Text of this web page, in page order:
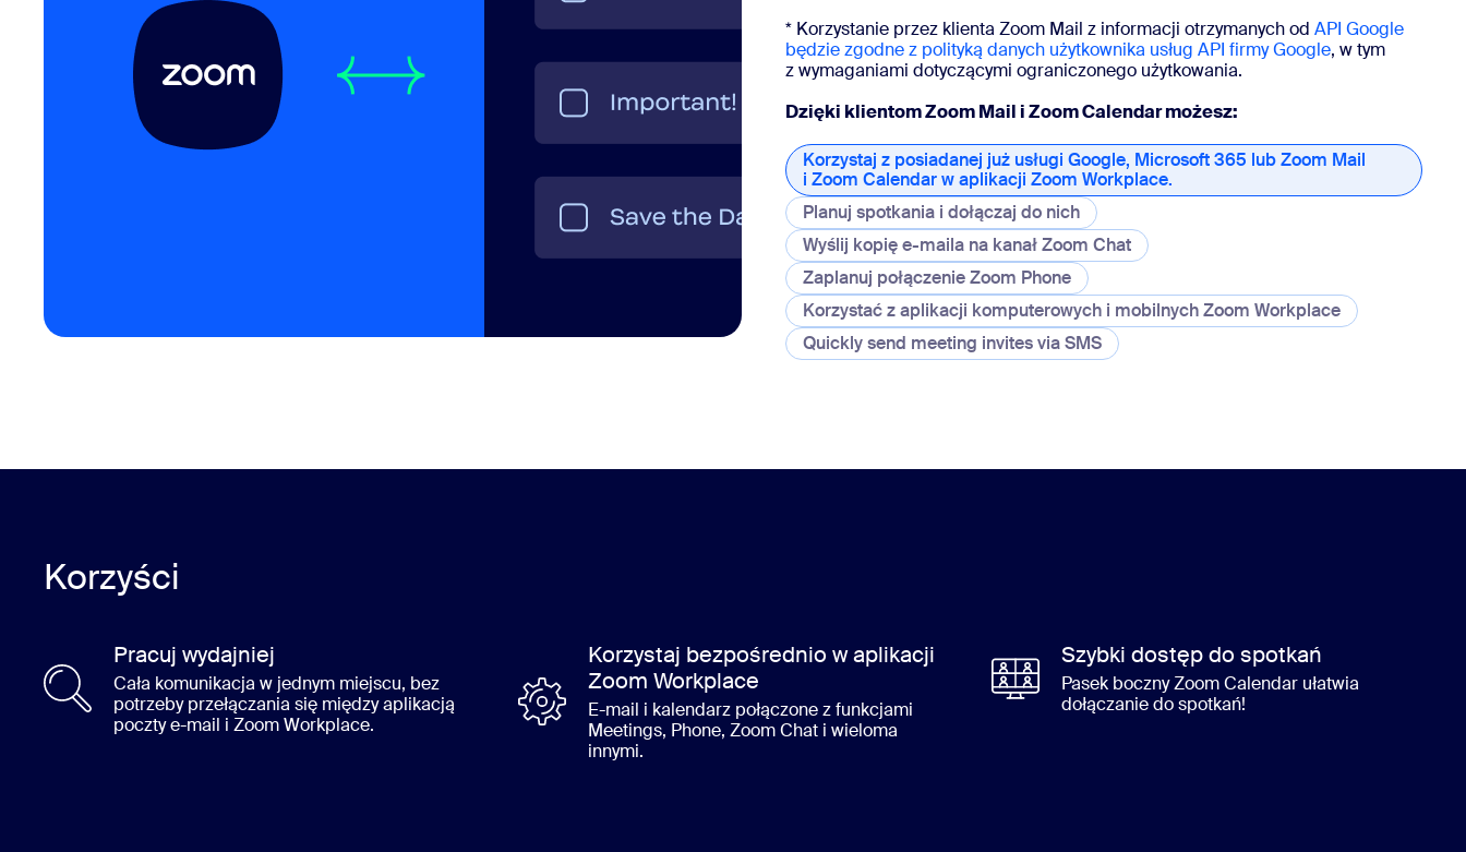
* Korzystanie przez klienta Zoom Mail z informacji otrzymanych od API Google
będzie zgodne z polityką danych użytkownika usług API firmy Google, w tym
z wymaganiami dotyczącymi ograniczonego użytkowania.
Dzięki klientom Zoom Mail i Zoom Calendar możesz:
Korzystaj z posiadanej już usługi Google, Microsoft 365 lub Zoom Mail
i Zoom Calendar w aplikacji Zoom Workplace.
Planuj spotkania i dołączaj do nich
Wyślij kopię e-maila na kanał Zoom Chat
Zaplanuj połączenie Zoom Phone
Korzystać z aplikacji komputerowych i mobilnych Zoom Workplace
Quickly send meeting invites via SMS
Quickly send meeting invites via SMS
Korzyści
Pracuj wydajniej
Cała komunikacja w jednym miejscu, bez
potrzeby przełączania się między aplikacją
poczty e-mail i Zoom Workplace.
Korzystaj bezpośrednio w aplikacji
Zoom Workplace
E-mail i kalendarz połączone z funkcjami
Meetings, Phone, Zoom Chat i wieloma
innymi.
Szybki dostęp do spotkań
Pasek boczny Zoom Calendar ułatwia
dołączanie do spotkań!